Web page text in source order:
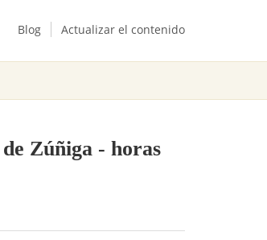
Blog Actualizar el contenido
Zúñiga - horas